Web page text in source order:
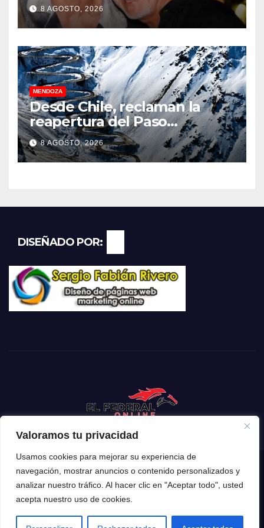
Valoramos tu privacidad
Usamos cookies para mejorar su experiencia de
navegación, mostrar anuncios o contenido personalizados y
analizar nuestro tráfico. Al hacer clic en "Aceptar todo", usted
acepta nuestro uso de cookies.
8 AGOSTO, 2026
MENDOZA
Desde Chile, reclaman la
reapertura del Paso
Internacional Los
Libertadores: pérdidas
millonarias
8 AGOSTO, 2026
DISEÑADO POR:
Funciona gracias a WordPress |Tema: Newsup deThemeansar
Inicio Mendoza Argentina